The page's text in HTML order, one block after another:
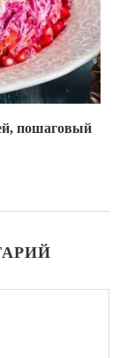
пошаговый